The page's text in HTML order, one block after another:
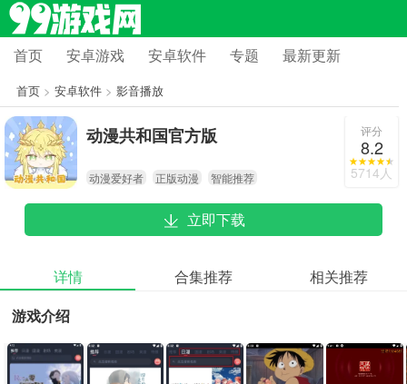
首页 安卓游戏 安卓软件 专题 最新更新
首页> 安卓软件> 影音播放
动漫共和国官方版
动漫爱好者 正版动漫 智能推荐
评分
8.2
5714人
立即下载
详情 合集推荐
相关推荐
游戏介绍